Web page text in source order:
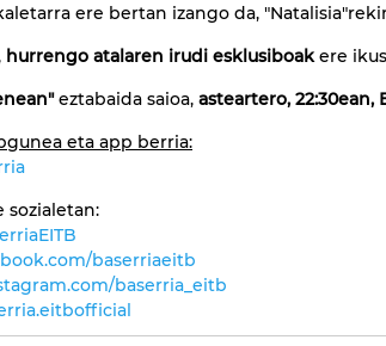
ere bertan izango da,
hurrengo atalaren irudi esklusiboakere
eztabaida saioa, asteartero, 22:30ean,
eta app berria:
sozialetan:
baserriaeitb
baserria_eitb